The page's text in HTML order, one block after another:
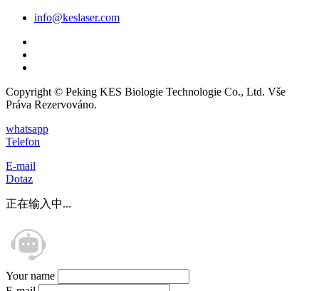
info@keslaser.com
Copyright © Peking KES Biologie Technologie Co., Ltd. Vše
Práva Rezervováno.
whatsapp
Telefon
E-mail
Dotaz
正在输入中...
Your name